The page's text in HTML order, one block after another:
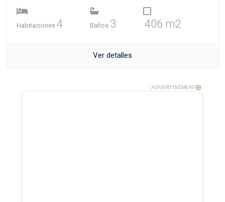
Habitaciones 4 Baños 3 406 m2
Ver detalles
ADVERTISEMENT